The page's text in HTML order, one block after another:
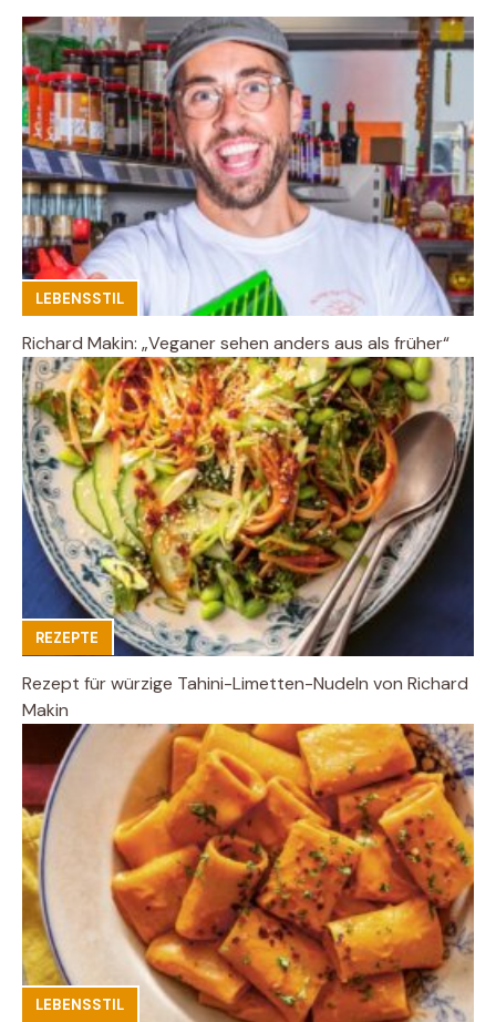
LEBENSSTIL
Richard Makin: „Veganer sehen anders aus als früher“
REZEPTE
Rezept für würzige Tahini-Limetten-Nudeln von Richard
Makin
LEBENSSTIL